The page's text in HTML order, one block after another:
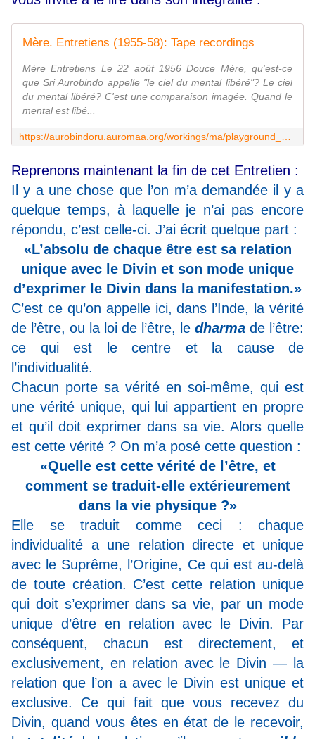
Mère. Entretiens (1955-58): Tape recordings
Mère Entretiens Le 22 août 1956 Douce Mère, qu'est-ce
que Sri Aurobindo appelle "le ciel du mental libéré"? Le ciel
du mental libéré? C'est une comparaison imagée. Quand le
mental est libé...
Reprenons maintenant la fin de cet Entretien :
Il y a une chose que l’on m’a demandée il y a
quelque temps, à laquelle je n’ai pas encore
répondu, c’est celle-ci. J’ai écrit quelque part :
«L’absolu de chaque être est sa relation
unique avec le Divin et son mode unique
d’exprimer le Divin dans la manifestation.»
C’est ce qu’on appelle ici, dans l’Inde, la vérité
de l’être, ou la loi de l’être, le dharma de l’être:
ce qui est le centre et la cause de
l’individualité.
Chacun porte sa vérité en soi-même, qui est
une vérité unique, qui lui appartient en propre
et qu’il doit exprimer dans sa vie. Alors quelle
est cette vérité ? On m’a posé cette question :
«Quelle est cette vérité de l’être, et
comment se traduit-elle extérieurement
dans la vie physique ?»
Elle se traduit comme ceci : chaque
individualité a une relation directe et unique
avec le Suprême, l’Origine, Ce qui est au-delà
de toute création. C’est cette relation unique
qui doit s’exprimer dans sa vie, par un mode
unique d’être en relation avec le Divin. Par
conséquent, chacun est directement, et
exclusivement, en relation avec le Divin — la
relation que l’on a avec le Divin est unique et
exclusive. Ce qui fait que vous recevez du
Divin, quand vous êtes en état de le recevoir,